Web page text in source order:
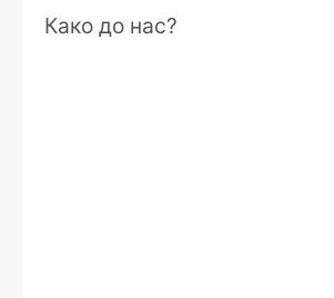
Како до нас?
р